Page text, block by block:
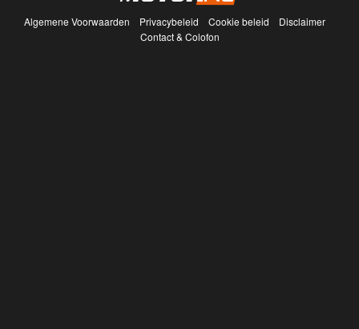
Algemene Voorwaarden Privacybeleid Cookie beleid
Disclaimer
Contact & Colofon